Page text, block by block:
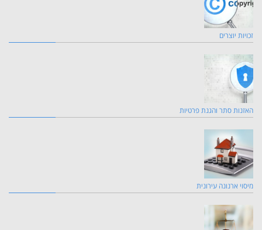
זכויות יוצרים
האזנות סתר והגנת פרטיות
מיסוי ארנונה עירונית